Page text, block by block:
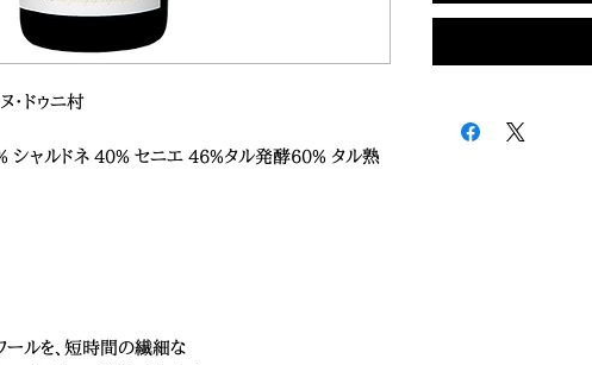
・ドゥニ村
シャルドネ 40% セニエ 46%タル発酵60% タル熟
ールを、短時間の繊細な